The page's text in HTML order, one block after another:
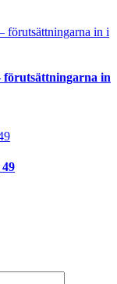
förutsättningarna in